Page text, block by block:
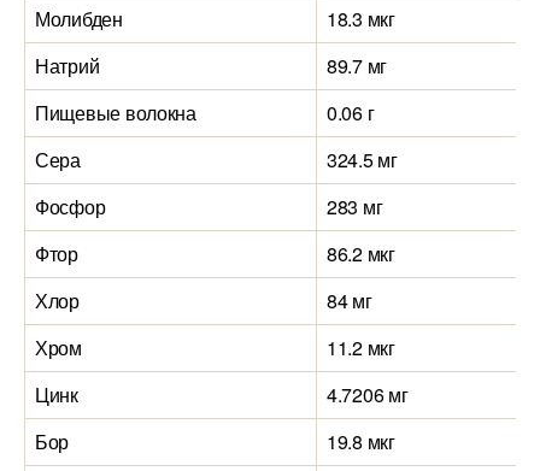
Молибден
18.3 мкг
Натрий
89.7 мг
Пищевые волокна
0.06 г
Сера
324.5 мг
Фосфор
283 мг
Фтор
86.2 мкг
Хлор
84 мг
Хром
11.2 мкг
Цинк
4.7206 мг
Бор
19.8 мкг